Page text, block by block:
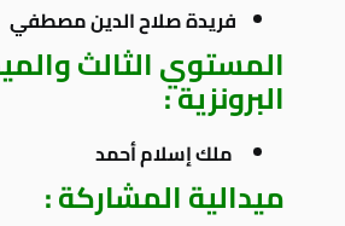
فريدة صلاح الدين مصطفي
المستوي الثالث
البرونزية :
ملك إسلام أحمد
ميدالية المشاركة :